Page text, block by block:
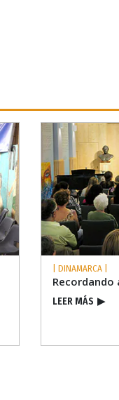
| DINAMARCA |
Recordando
LEER MÁS ▶